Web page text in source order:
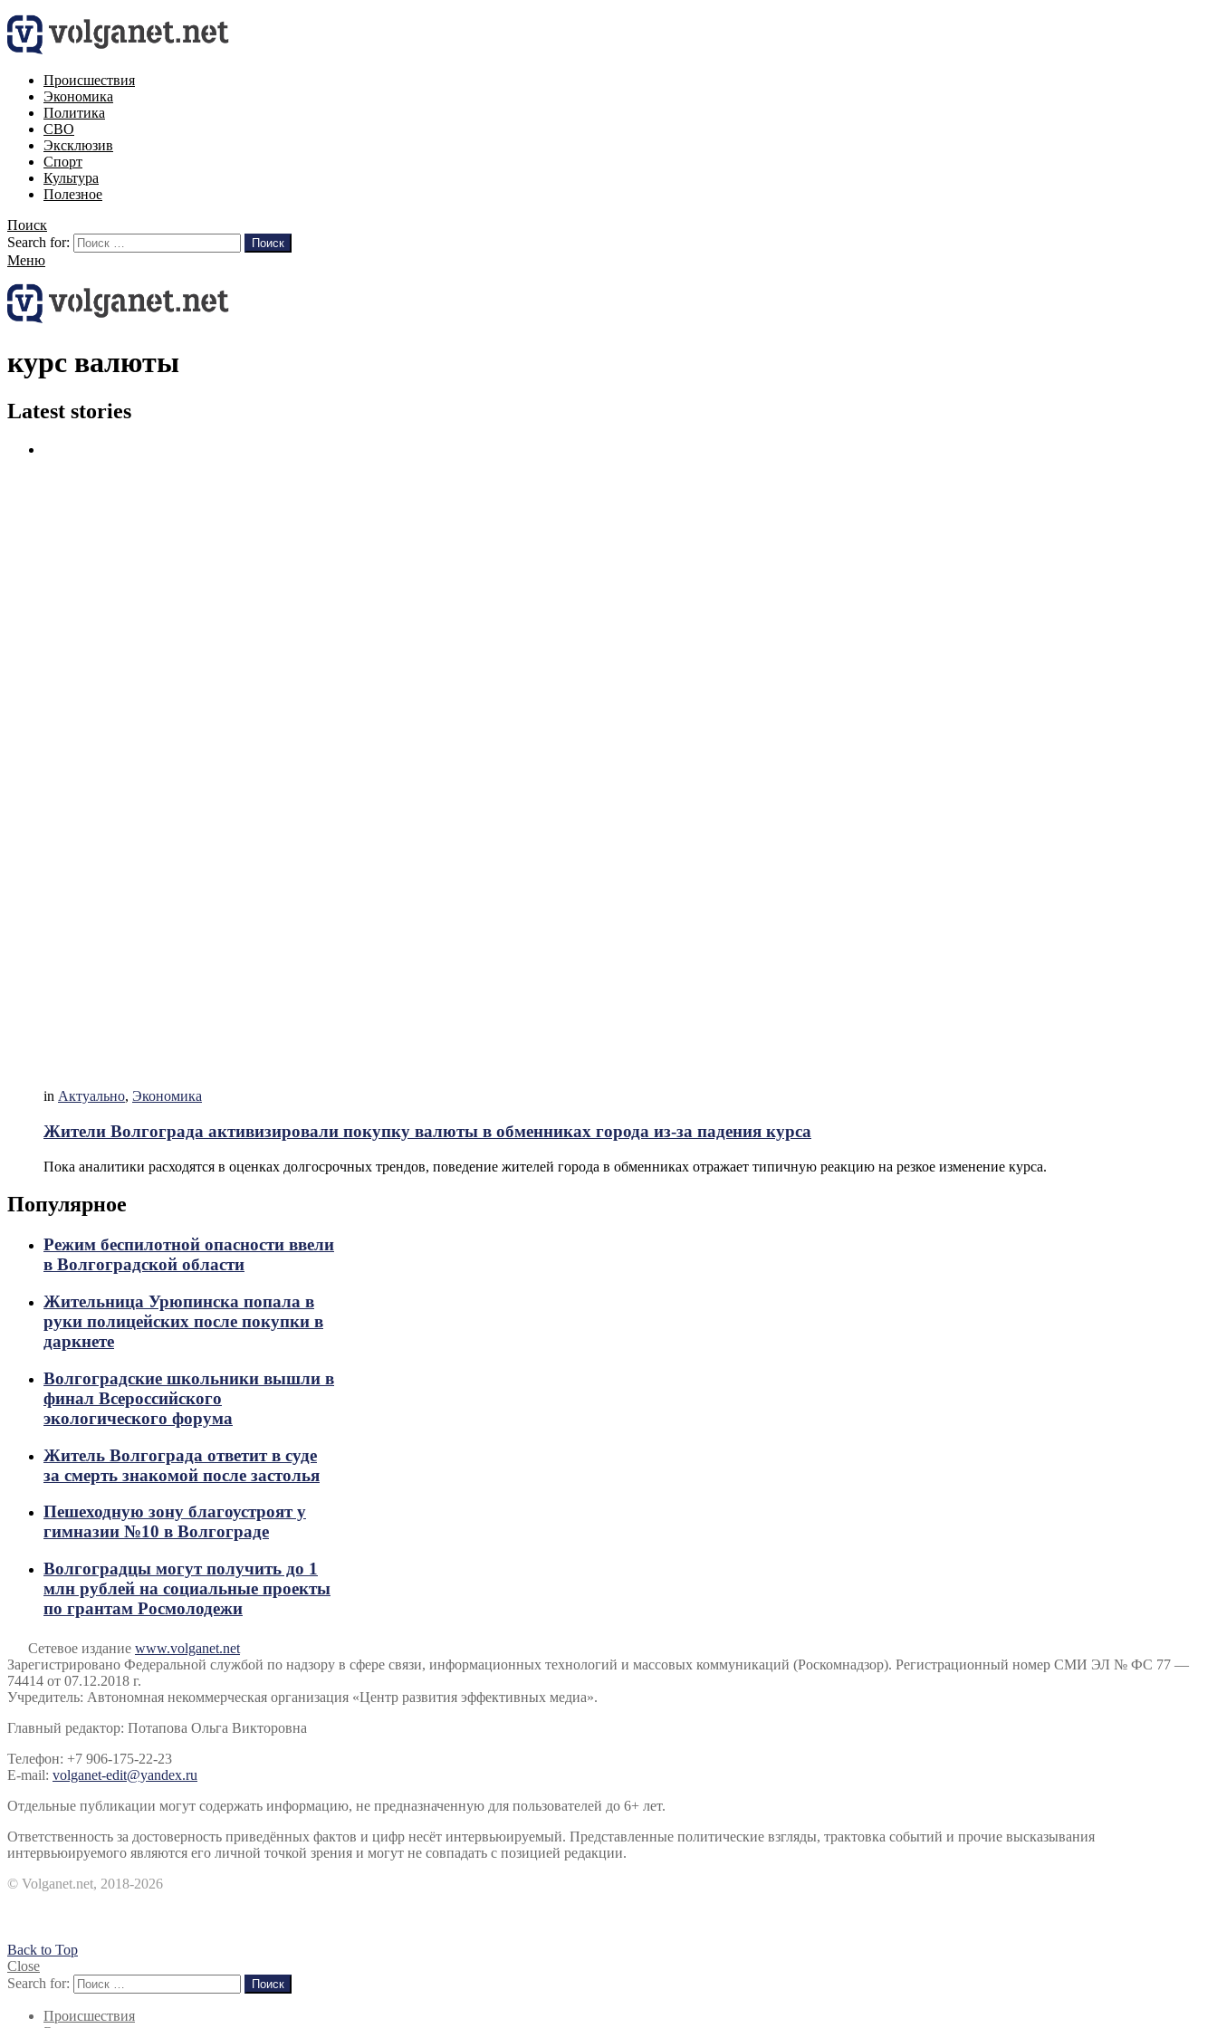
Происшествия
Экономика
Политика
СВО
Эксклюзив
Спорт
Культура
Полезное
Поиск
Search for:
Поиск
Меню
курс валюты
Latest stories
in Актуально, Экономика
Жители Волгограда активизировали покупку валюты в обменниках города из-за падения курса
Пока аналитики расходятся в оценках долгосрочных трендов, поведение жителей города в обменниках отражает типичную реакцию на резкое изменение курса.
Популярное
Режим беспилотной опасности ввели
в Волгоградской области
Жительница Урюпинска попала в
руки полицейских после покупки в
даркнете
Волгоградские школьники вышли в
финал Всероссийского
экологического форума
Житель Волгограда ответит в суде
за смерть знакомой после застолья
Пешеходную зону благоустроят у
гимназии №10 в Волгограде
Волгоградцы могут получить до 1
млн рублей на социальные проекты
по грантам Росмолодежи
Сетевое издание www.volganet.net
Зарегистрировано Федеральной службой по надзору в сфере связи, информационных технологий и массовых коммуникаций (Роскомнадзор). Регистрационный номер СМИ ЭЛ № ФС 77 —
74414 от 07.12.2018 г.
Учредитель: Автономная некоммерческая организация «Центр развития эффективных медиа».
Главный редактор: Потапова Ольга Викторовна
Телефон: +7 906-175-22-23
E-mail: volganet-edit@yandex.ru
Отдельные публикации могут содержать информацию, не предназначенную для пользователей до 6+ лет.
Ответственность за достоверность приведённых фактов и цифр несёт интервьюируемый. Представленные политические взгляды, трактовка событий и прочие высказывания
интервьюируемого являются его личной точкой зрения и могут не совпадать с позицией редакции.
© Volganet.net, 2018-2026
Back to Top
Close
Search for:
Поиск
Происшествия